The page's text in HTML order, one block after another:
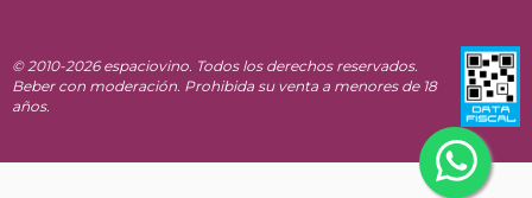
© 2010-2026 espaciovino. Todos los derechos reservados.
Beber con moderación. Prohibida su venta a menores de 18
años.